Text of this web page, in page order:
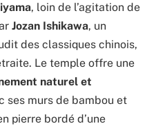
, loin de l’agitation de
Jozan Ishikawa, un
des classiques chinois,
Le temple offre une
naturel et
ses murs de bambou et
pierre bordé d’une